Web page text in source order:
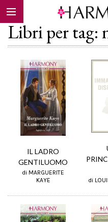
EBOOK
Libri per tag:
IL LADRO
GENTILUOMO
di MARGUERITE
KAYE
di